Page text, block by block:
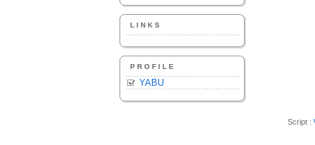
LINKS
PROFILE
YABU
Script :